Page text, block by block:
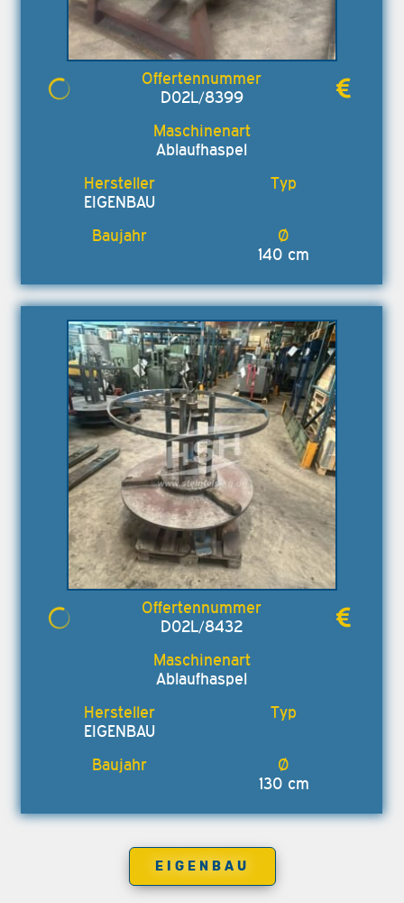
D02L/8399
Ablaufhaspel
EIGENBAU
140 cm
D02L/8432
Ablaufhaspel
EIGENBAU
130 cm
EIGENBAU